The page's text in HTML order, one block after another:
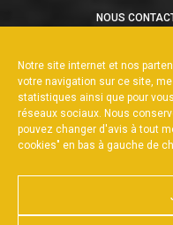
Notre site internet et nos
votre navigation sur ce site,
statistiques ainsi que pour
réseaux sociaux. Nous
pouvez changer d'avis à tout
cookies" en bas à gauche de
NOUS
RÉALISÉ